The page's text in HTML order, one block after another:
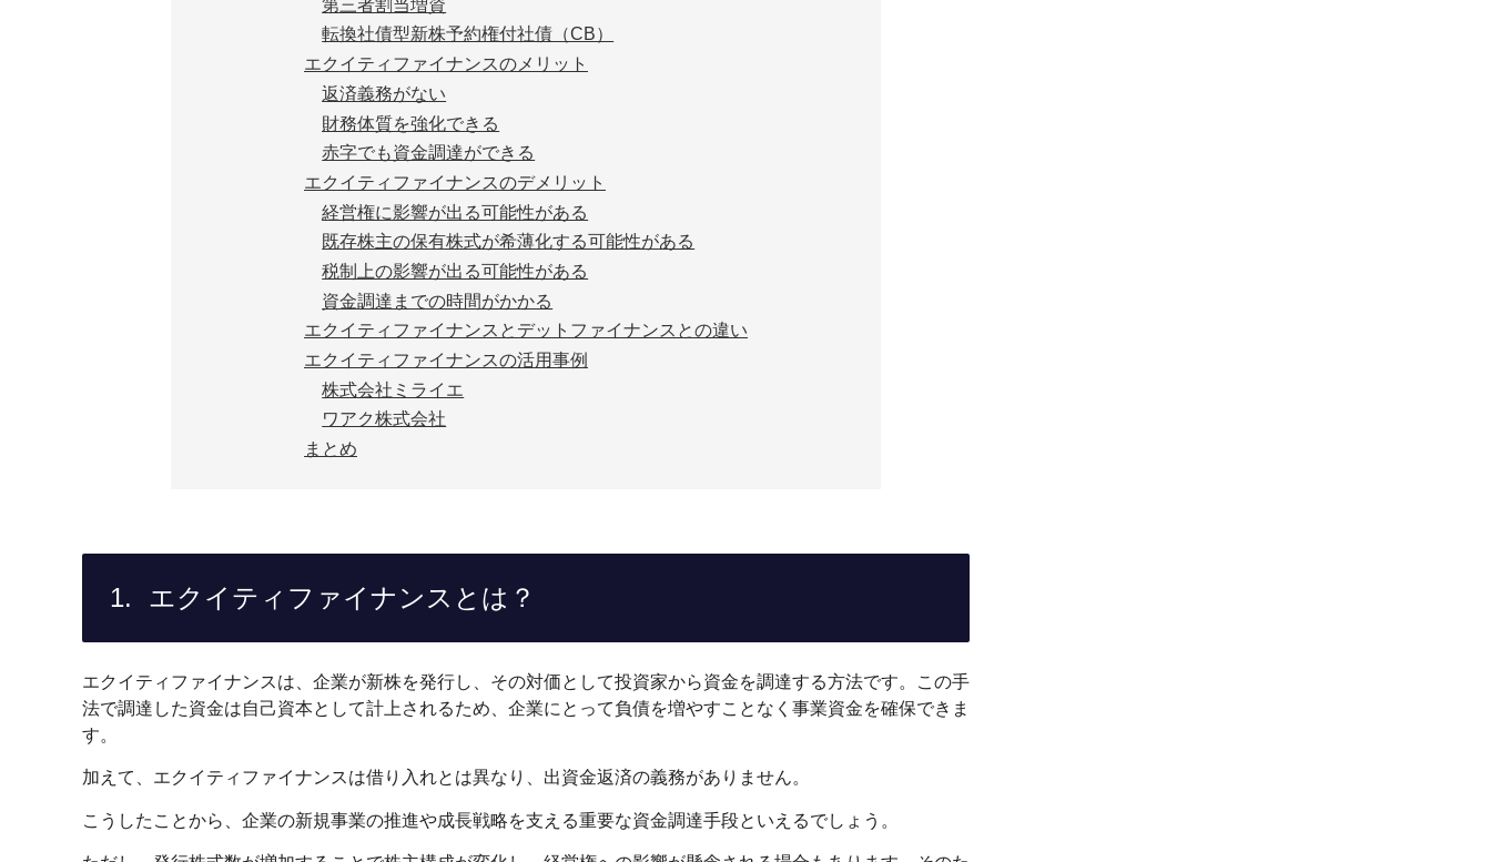
第三者割当増資
転換社債型新株予約権付社債（CB）
エクイティファイナンスのメリット
返済義務がない
財務体質を強化できる
赤字でも資金調達ができる
エクイティファイナンスのデメリット
経営権に影響が出る可能性がある
既存株主の保有株式が希薄化する可能性がある
税制上の影響が出る可能性がある
資金調達までの時間がかかる
エクイティファイナンスとデットファイナンスとの違い
エクイティファイナンスの活用事例
株式会社ミライエ
ワアク株式会社
まとめ
エクイティファイナンスとは？
エクイティファイナンスは、企業が新株を発行し、その対価として投資家から資金を調達する方法です。この手
法で調達した資金は自己資本として計上されるため、企業にとって負債を増やすことなく事業資金を確保できま
す。
加えて、エクイティファイナンスは借り入れとは異なり、出資金返済の義務がありません。
こうしたことから、企業の新規事業の推進や成長戦略を支える重要な資金調達手段といえるでしょう。